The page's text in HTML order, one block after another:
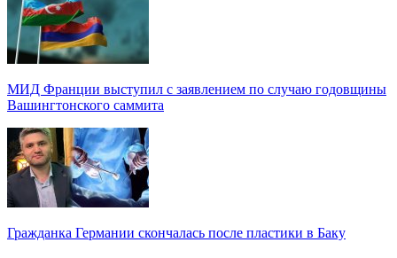
МИД Франции выступил с заявлением по случаю годовщины
Вашингтонского саммита
Гражданка Германии скончалась после пластики в Баку